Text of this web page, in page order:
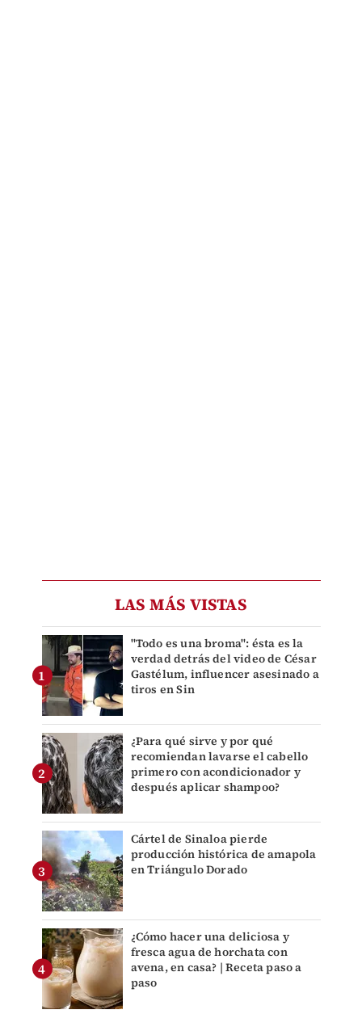
LAS MÁS VISTAS
"Todo es una broma": ésta es la
verdad detrás del video de César
Gastélum, influencer asesinado a
tiros en Sin
¿Para qué sirve y por qué
recomiendan lavarse el cabello
primero con acondicionador y
después aplicar shampoo?
Cártel de Sinaloa pierde
producción histórica de amapola
en Triángulo Dorado
¿Cómo hacer una deliciosa y
fresca agua de horchata con
avena, en casa? | Receta paso a
paso